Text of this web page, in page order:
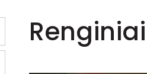
Renginiai